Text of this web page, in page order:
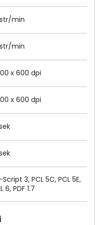
min
min
x 600 dpi
x 600 dpi
Script 3, PCL 5C, PCL 5E,
6, PDF 1.7